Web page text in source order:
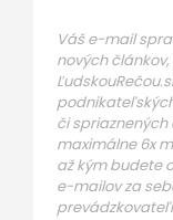
Váš e-mail
nových
či
maximálne 6x
až kým budete
e-mailov za